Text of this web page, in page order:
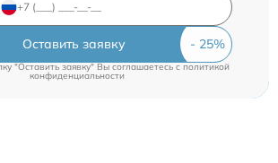
Оставить заявку
"Оставить заявку" Вы соглашаетесь cполитикой
конфиденциальности